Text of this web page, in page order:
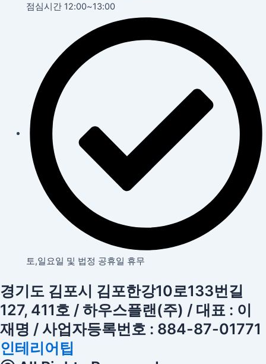
점심시간 12:00~13:00
토,일요일 및 법정 공휴일 휴무
경기도 김포시 김포한강10로133번길
127, 411호 / 하우스플랜(주) / 대표 : 이
재명 / 사업자등록번호 : 884-87-01771
인테리어팁